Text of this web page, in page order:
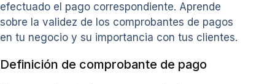
efectuado el pago correspondiente. Aprende
sobre la validez de los comprobantes de pagos
en tu negocio y su importancia con tus clientes.
Definición de comprobante de pago